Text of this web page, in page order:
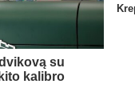
su
kalibro